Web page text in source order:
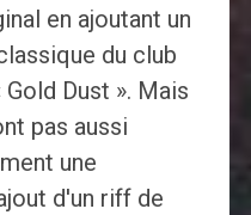
en ajoutant un
du club
Dust ». Mais
pas aussi
une
d'un riff de